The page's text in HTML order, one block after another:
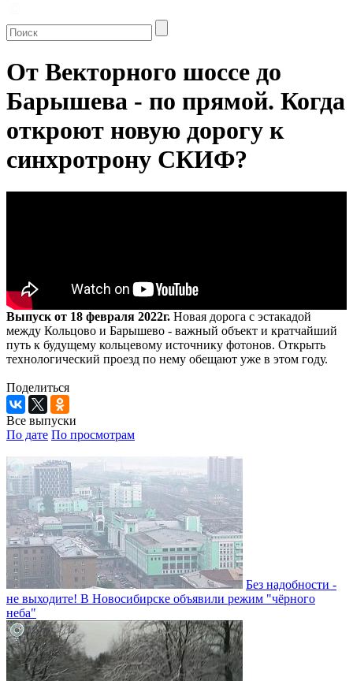
От Векторного шоссе до
Барышева - по прямой. Когда
откроют новую дорогу к
синхротрону СКИФ?
Выпуск от 18 февраля 2022г. Новая дорога с эстакадой
между Кольцово и Барышево - важный объект и кратчайший
путь к будущему кольцевому источнику фотонов. Открыть
технологический проезд по нему обещают уже в этом году.
Поделиться
Все выпуски
По дате По просмотрам
Без надобности -
не выходите! В Новосибирске объявили режим "чёрного
неба"